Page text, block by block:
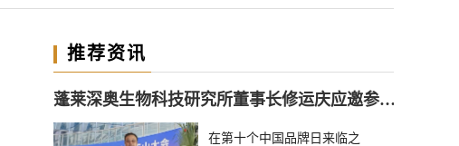
推荐资讯
蓬莱深奥生物科技研究所董事长修运庆应邀参加2026世界品牌莫干山大会
在第十个中国品牌日来临之